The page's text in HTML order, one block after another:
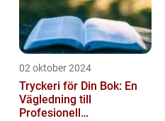
02 oktober 2024
Tryckeri för Din Bok: En
Vägledning till
Profesionell